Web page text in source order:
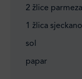
2 žlice
1 žlica
sol
papar